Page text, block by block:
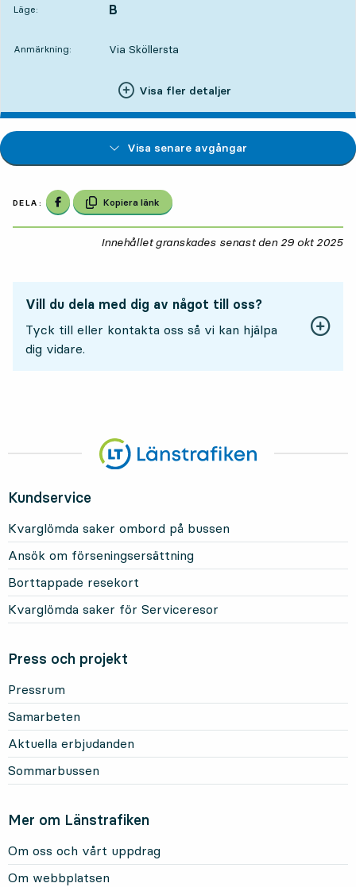
Läge:
LÄGE, B
,
Anmärkning: Via Sköllersta
Visa fler detaljer
Visa senare avgångar
DELA: Dela på Facebook
Kopiera länk
Innehållet granskades senast den 29 okt 2025
Vill du dela med dig av något till oss?
Tyck till eller kontakta oss så vi kan hjälpa
dig vidare.
Kundservice
Kvarglömda saker ombord på bussen
Ansök om förseningsersättning
Borttappade resekort
Kvarglömda saker för Serviceresor
Press och projekt
Pressrum
Samarbeten
Aktuella erbjudanden
Sommarbussen
Mer om Länstrafiken
Om oss och vårt uppdrag
Om webbplatsen